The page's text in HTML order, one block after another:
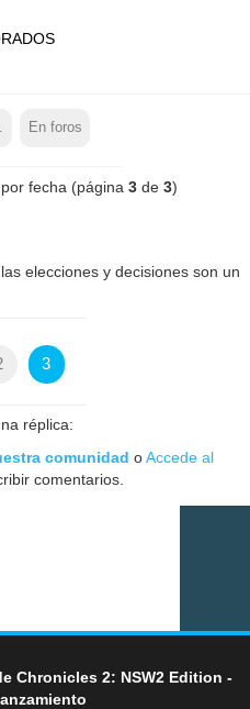
En foros
fecha (página 3de 3)
elecciones y decisiones son un
3
réplica:
comunidad oAccede al
comentarios.
Chronicles 2: NSW2 Edition -